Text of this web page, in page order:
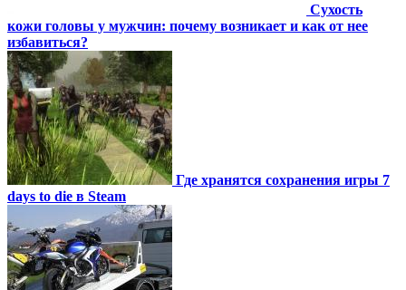
Сухость
кожи головы у мужчин: почему возникает и как от нее
избавиться?
Где хранятся сохранения игры 7
days to die в Steam